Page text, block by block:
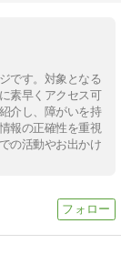
です。対象となる
素早くアクセス可
介し、障がいを持
報の正確性を重視
の活動やお出かけ